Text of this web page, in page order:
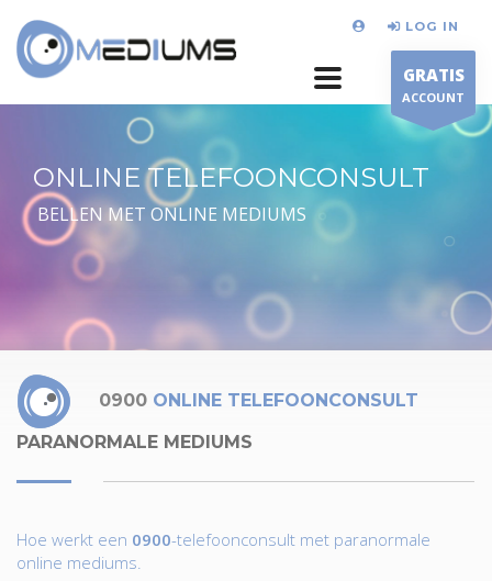
LOG IN
GRATIS
ACCOUNT
ONLINE TELEFOONCONSULT
BELLEN MET ONLINE MEDIUMS
0900 ONLINE TELEFOONCONSULT
PARANORMALE MEDIUMS
Hoe werkt een 0900-telefoonconsult met paranormale
online mediums.